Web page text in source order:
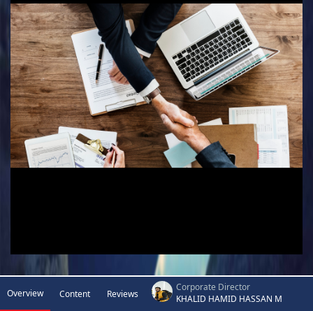
Overview Content Reviews
Corporate Director
KHALID HAMID HASSAN M